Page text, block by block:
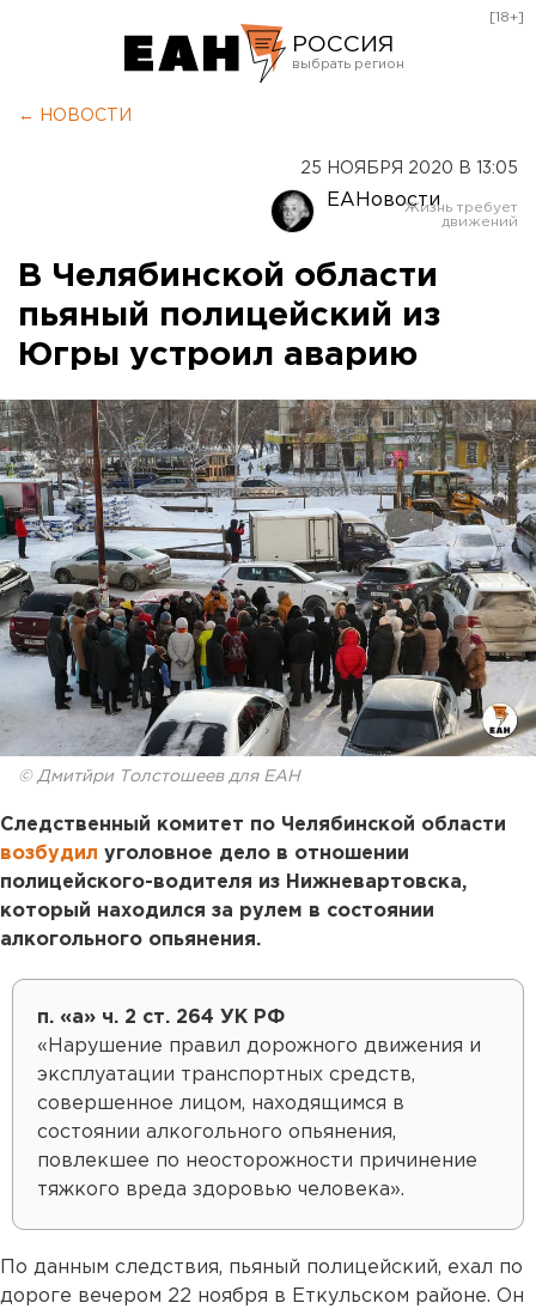
РОССИЯ
Оренбург
[18+]
← НОВОСТИ
25 НОЯБРЯ 2020 В 13:05
ЕАНовости
В Челябинской области
пьяный полицейский из
Югры устроил аварию
© Дмитйри Толстошеев для ЕАН
Следственный комитет по Челябинской области
возбудил уголовное дело в отношении
полицейского-водителя из Нижневартовска,
который находился за рулем в состоянии
алкогольного опьянения.
п. «а» ч. 2 ст. 264 УК РФ
«Нарушение правил дорожного движения и
эксплуатации транспортных средств,
совершенное лицом, находящимся в
состоянии алкогольного опьянения,
повлекшее по неосторожности причинение
тяжкого вреда здоровью человека».
По данным следствия, пьяный полицейский, ехал по
дороге вечером 22 ноября в Еткульском районе. Он